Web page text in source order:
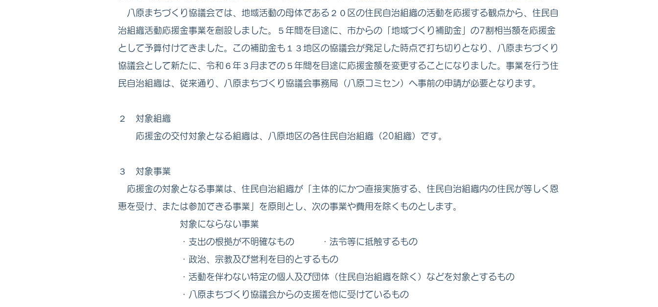
八原まちづくり協議会では、地域活動の母体である２０区の住民自治組織の活動を応援する観点から、住民自
治組織活動応援金事業を創設しました。５年間を目途に、市からの「地域づくり補助金」の7割相当額を応援金
として予算付けてきました。この補助金も１３地区の協議会が発足した時点で打ち切りとなり、八原まちづくり
協議会として新たに、令和６年３月までの５年間を目途に応援金額を変更することになりました。事業を行う住
民自治組織は、従来通り、八原まちづくり協議会事務局（八原コミセン）へ事前の申請が必要となります。
２ 対象組織
応援金の交付対象となる組織は、八原地区の各住民自治組織（20組織）です。
３ 対象事業
応援金の対象となる事業は、住民自治組織が「主体的にかつ直接実施する、住民自治組織内の住民が等しく恩
恵を受け、または参加できる事業」を原則とし、次の事業や費用を除くものとします。
対象にならない事業
・支出の根拠が不明確なもの ・法令等に抵触するもの
・政治、宗教及び営利を目的とするもの
・活動を伴わない特定の個人及び団体（住民自治組織を除く）などを対象とするもの
・八原まちづくり協議会からの支援を他に受けているもの